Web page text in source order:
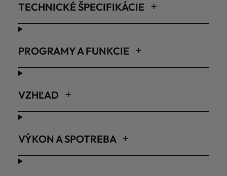
TECHNICKÉ ŠPECIFIKÁCIE
PROGRAMY A FUNKCIE
VZHĽAD
VÝKON A SPOTREBA